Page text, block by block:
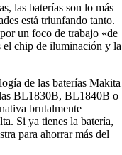
las baterías son lo más
está triunfando tanto.
un foco de trabajo «de
el chip de iluminación y la
de las baterías Makita
BL1830B, BL1840B o
brutalmente
Si ya tienes la batería,
para ahorrar más del